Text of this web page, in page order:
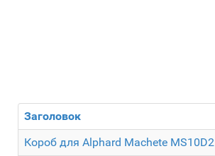
Заголовок
Короб для Alphard Machete MS10D2